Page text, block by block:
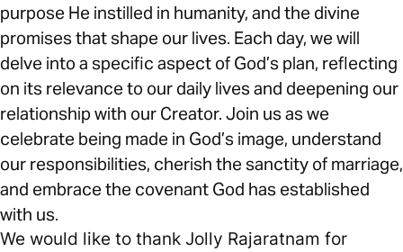
purpose He instilled in humanity, and the divine
promises that shape our lives. Each day, we will
delve into a specific aspect of God’s plan, reflecting
on its relevance to our daily lives and deepening our
relationship with our Creator. Join us as we
celebrate being made in God’s image, understand
our responsibilities, cherish the sanctity of marriage,
and embrace the covenant God has established
with us.
We would like to thank Jolly Rajaratnam for